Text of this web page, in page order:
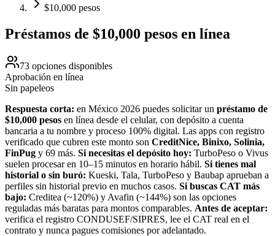
$10,000 pesos
Préstamos de $10,000 pesos en línea
73 opciones disponibles
Aprobación en línea
Sin papeleos
Respuesta corta: en México 2026 puedes solicitar un préstamo de
$10,000 pesos en línea desde el celular, con depósito a cuenta
bancaria a tu nombre y proceso 100% digital. Las apps con registro
verificado que cubren este monto son CreditNice, Binixo, Solinia,
FinPug y 69 más. Si necesitas el depósito hoy: TurboPeso o Vivus
suelen procesar en 10–15 minutos en horario hábil. Si tienes mal
historial o sin buró: Kueski, Tala, TurboPeso y Baubap aprueban a
perfiles sin historial previo en muchos casos. Si buscas CAT más
bajo: Creditea (~120%) y Avafin (~144%) son las opciones
reguladas más baratas para montos comparables. Antes de aceptar:
verifica el registro CONDUSEF/SIPRES, lee el CAT real en el
contrato y nunca pagues comisiones por adelantado.